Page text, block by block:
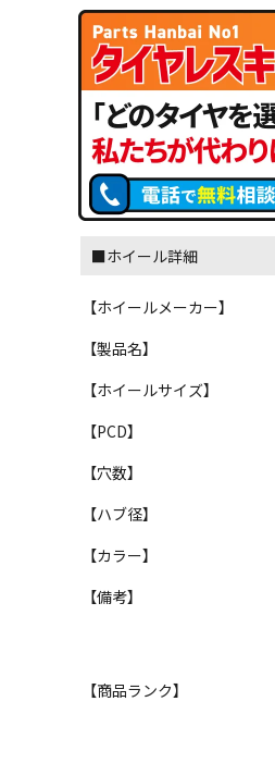
■ホイール詳細
【ホイールメーカー】
【製品名】
【ホイールサイズ】
【PCD】
【穴数】
【ハブ径】
【カラー】
【備考】
【商品ランク】